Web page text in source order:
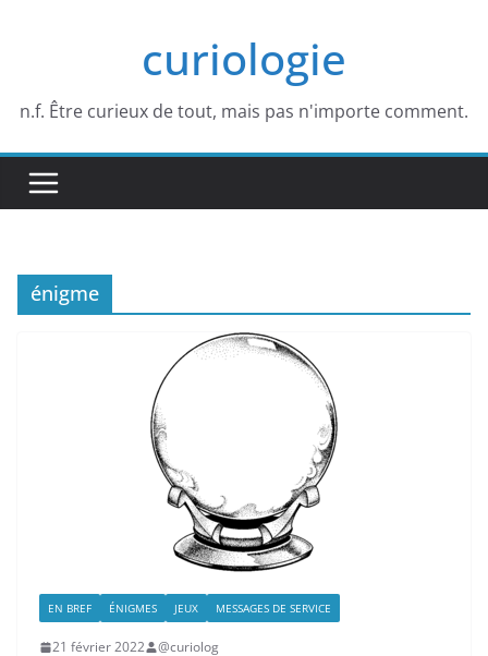
curiologie
n.f. Être curieux de tout, mais pas n'importe comment.
énigme
EN BREF ÉNIGMES JEUX MESSAGES DE SERVICE
21 février 2022 @curiolog